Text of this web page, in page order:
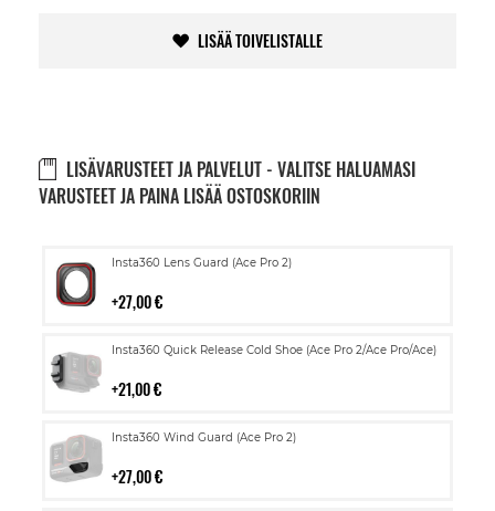
LISÄÄ TOIVELISTALLE
LISÄVARUSTEET JA PALVELUT - VALITSE HALUAMASI
VARUSTEET JA PAINA LISÄÄ OSTOSKORIIN
Insta360 Lens Guard (Ace Pro 2)
27,00 €
Lisää
Insta360 Quick Release Cold Shoe (Ace Pro 2/Ace Pro/Ace)
21,00 €
Lisää
Insta360 Wind Guard (Ace Pro 2)
27,00 €
Lisää